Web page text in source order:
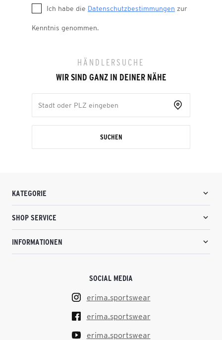
Ich habe die Datenschutzbestimmungen zur
Kenntnis genommen.
HÄNDLERSUCHE
WIR SIND GANZ IN DEINER NÄHE
SUCHEN
KATEGORIE
SHOP SERVICE
INFORMATIONEN
SOCIAL MEDIA
erima.sportswear
erima.sportswear
erima.sportswear